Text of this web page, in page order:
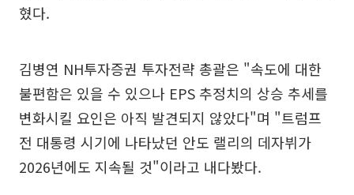
혔다.
김병연 NH투자증권 투자전략 총괄은 "속도에 대한
불편함은 있을 수 있으나 EPS 추정치의 상승 추세를
변화시킬 요인은 아직 발견되지 않았다"며 "트럼프
전 대통령 시기에 나타났던 안도 랠리의 데자뷔가
2026년에도 지속될 것"이라고 내다봤다.